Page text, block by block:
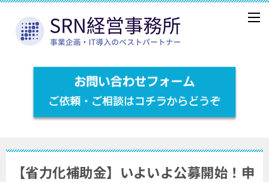
【省力化補助金】いよいよ公募開始！申